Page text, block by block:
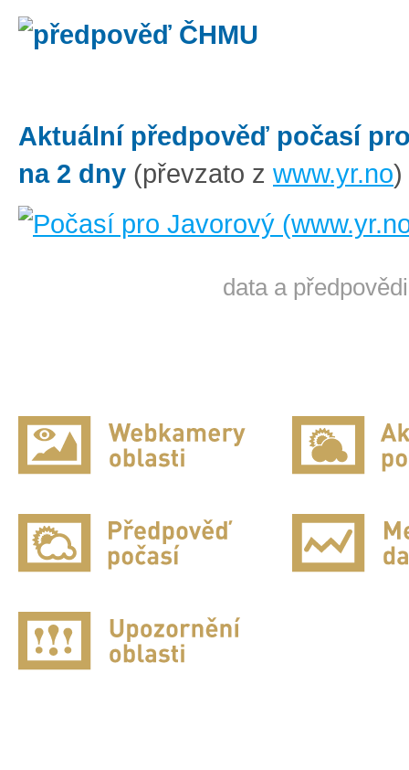
Aktuální předpověď počasí
na 2 dny (převzato z www.yr.no)
data a